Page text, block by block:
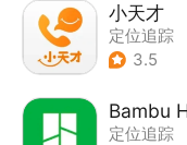
小天才
定位追踪
3.5
Bambu
定位追踪